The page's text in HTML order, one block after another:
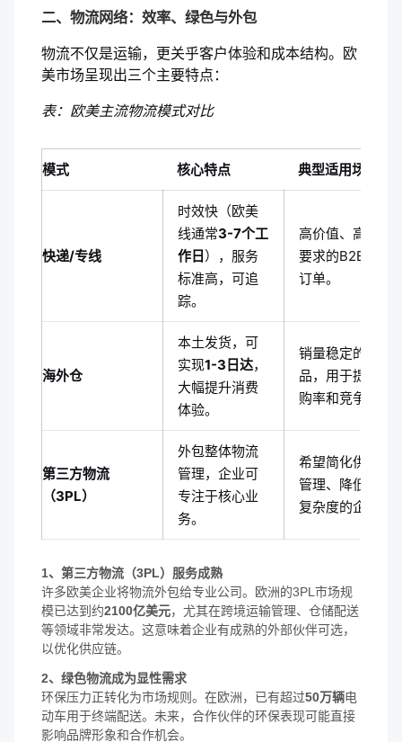
二、物流网络：效率、绿色与外包
物流不仅是运输，更关乎客户体验和成本结构。欧
美市场呈现出三个主要特点：
表：欧美主流物流模式对比
模式 核心特点 典型适用场景
快递/专线
时效快（欧美
线通常3-7个工
作日 ），服务
标准高，可追
踪。
高价值、高时效
要求的B2B/B2C
订单。
海外仓
本土发货，可
实现1-3日达，
大幅提升消费
体验。
销量稳定的爆
品，用于提升复
购率和竞争力。
第三方物流
（3PL）
外包整体物流
管理，企业可
专注于核心业
务。
希望简化供应链
管理、降低自营
复杂度的企业。
1、第三方物流（3PL）服务成熟
许多欧美企业将物流外包给专业公司。欧洲的3PL市场规
模已达到约2100亿美元，尤其在跨境运输管理、仓储配送
等领域非常发达。这意味着企业有成熟的外部伙伴可选，
以优化供应链。
2、绿色物流成为显性需求
环保压力正转化为市场规则。在欧洲，已有超过50万辆电
动车用于终端配送。未来，合作伙伴的环保表现可能直接
影响品牌形象和合作机会。